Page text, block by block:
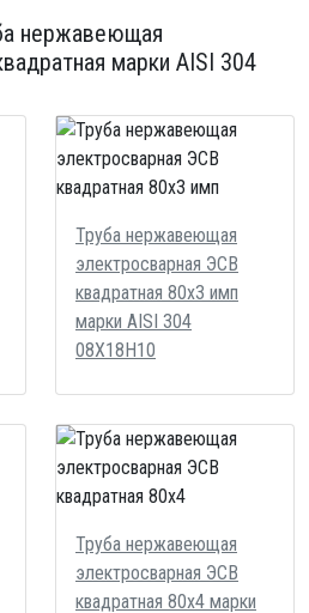
нержавеющая
марки AISI 304
Труба нержавеющая
электросварная ЭСВ
квадратная 80х3 имп
марки AISI 304
08Х18Н10
Труба нержавеющая
электросварная ЭСВ
квадратная 80х4 марки